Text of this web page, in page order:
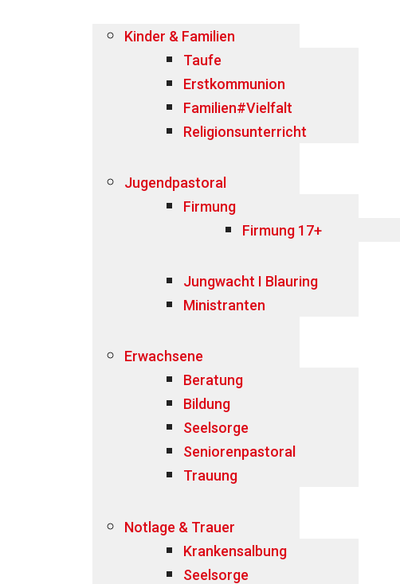
Kinder & Familien
Taufe
Erstkommunion
Familien#Vielfalt
Religionsunterricht
Jugendpastoral
Firmung
Firmung 17+
Jungwacht I Blauring
Ministranten
Erwachsene
Beratung
Bildung
Seelsorge
Seniorenpastoral
Trauung
Notlage & Trauer
Krankensalbung
Seelsorge